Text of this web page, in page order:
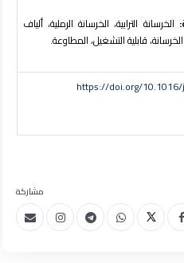
الخرسانة الترابية، الخرسانة الرملية، ألياف
قابلية التشغيل، المطاوعة.
https://doi.org/
مشاركة